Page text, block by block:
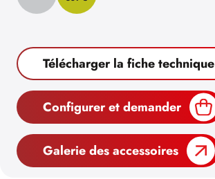
Télécharger la fiche technique
Configurer et demander
Galerie des accessoires